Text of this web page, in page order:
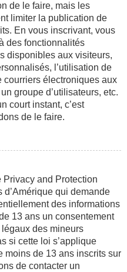
de le faire, mais les
limiter la publication de
En vous inscrivant, vous
des fonctionnalités
disponibles aux visiteurs,
l’utilisation de
courriers électroniques aux
groupe d’utilisateurs, etc.
court instant, c’est
de le faire.
Privacy and Protection
qui demande
des informations
13 ans un consentement
des mineurs
si cette loi s’applique
moins de 13 ans inscrits sur
de contacter un